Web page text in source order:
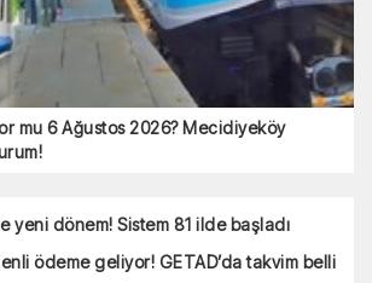
mu 6 Ağustos 2026? Mecidiyeköy
yeni dönem! Sistem 81 ilde başladı
ödeme geliyor! GETAD’da takvim belli